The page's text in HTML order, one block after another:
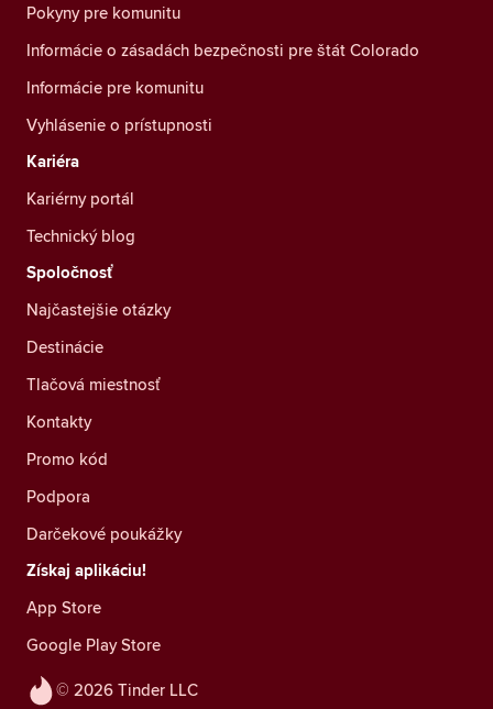
© 2026 Tinder LLC
Pokyny pre komunitu
Informácie o zásadách bezpečnosti pre štát Colorado
Informácie pre komunitu
Vyhlásenie o prístupnosti
Kariéra
Kariérny portál
Technický blog
Spoločnosť
Najčastejšie otázky
Destinácie
Tlačová miestnosť
Kontakty
Promo kód
Podpora
Darčekové poukážky
Získaj aplikáciu!
App Store
Google Play Store